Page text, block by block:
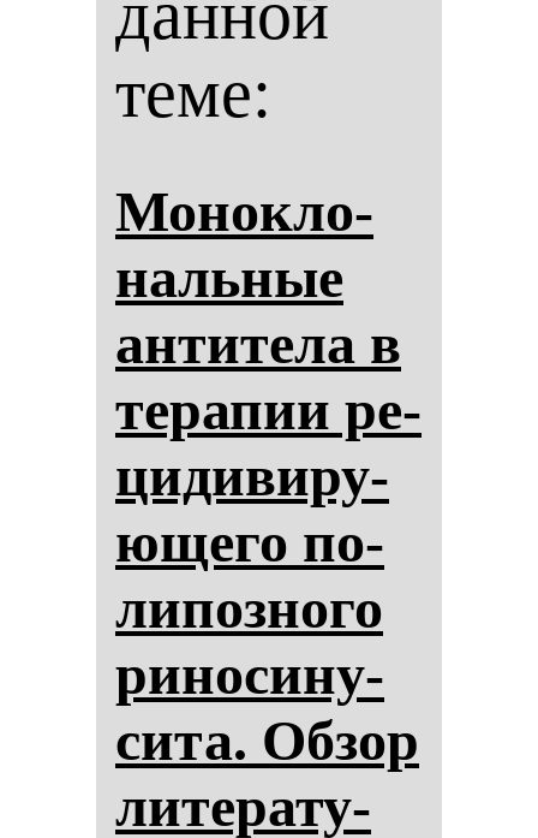
теме:
Мо­нок­ло­
наль­ные
ан­ти­те­ла в
те­ра­пии ре­
ци­ди­ви­ру­
юще­го по­
ли­поз­но­го
ри­но­си­ну­
си­та. Об­зор
ли­те­ра­ту­